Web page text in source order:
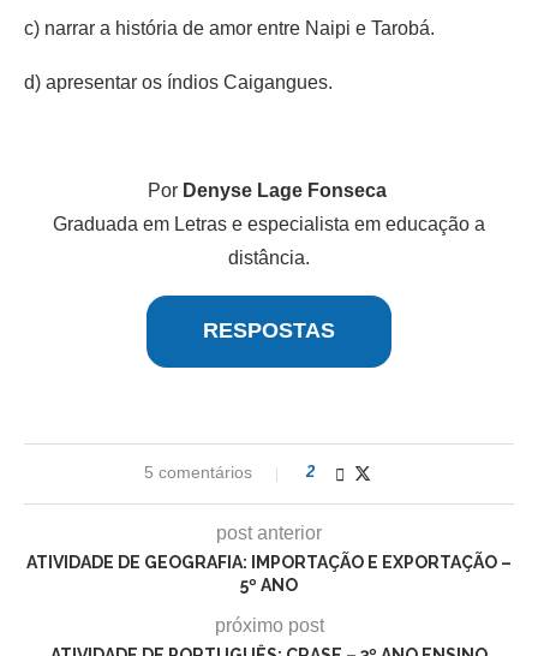
c) narrar a história de amor entre Naipi e Tarobá.
d) apresentar os índios Caigangues.
Por Denyse Lage Fonseca
Graduada em Letras e especialista em educação a
distância.
RESPOSTAS
5 comentários 2
post anterior
ATIVIDADE DE GEOGRAFIA: IMPORTAÇÃO E EXPORTAÇÃO –
5º ANO
próximo post